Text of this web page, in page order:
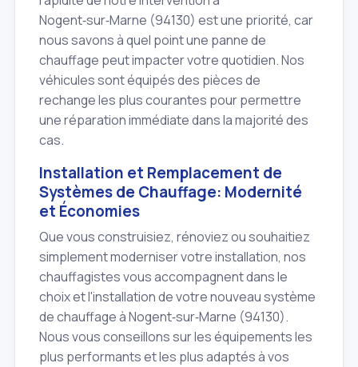
Nogent‑sur‑Marne (94130) est une priorité, car
nous savons à quel point une panne de
chauffage peut impacter votre quotidien. Nos
véhicules sont équipés des pièces de
rechange les plus courantes pour permettre
une réparation immédiate dans la majorité des
cas.
Installation et Remplacement de
Systèmes de Chauffage: Modernité
et Économies
Que vous construisiez, rénoviez ou souhaitiez
simplement moderniser votre installation, nos
chauffagistes vous accompagnent dans le
choix et l'installation de votre nouveau système
de chauffage à Nogent‑sur‑Marne (94130).
Nous vous conseillons sur les équipements les
plus performants et les plus adaptés à vos